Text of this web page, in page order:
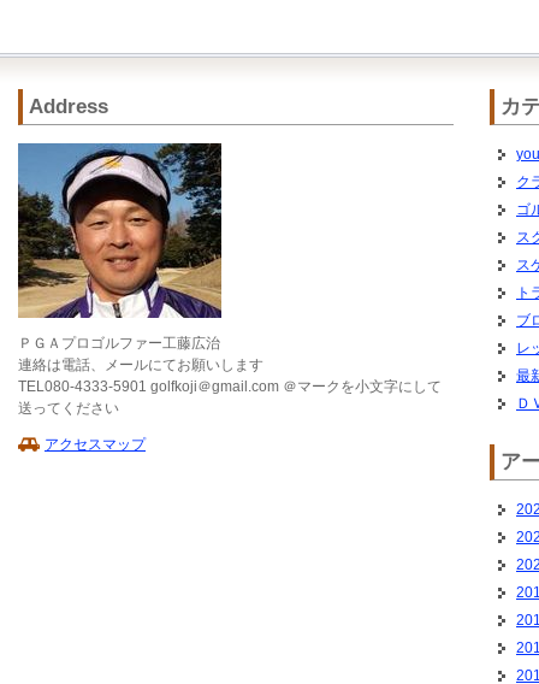
Address
ＰＧＡプロゴルファー工藤広治
連絡は電話、メールにてお願いします
TEL080-4333-5901 golfkoji＠gmail.com ＠マークを小文字にして
送ってください
アクセスマップ
カ
ク
ゴ
ス
ス
ト
ブ
レ
最
Ｄ
ア